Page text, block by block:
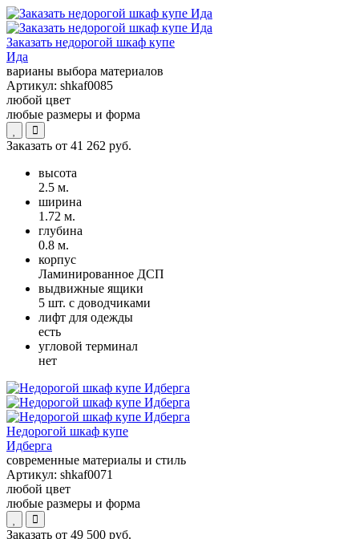
Заказать недорогой шкаф купе
Ида
варианы выбора материалов
Артикул: shkaf0085
любой цвет
любые размеры и форма
Заказать от 41 262 руб.
высота
2.5 м.
ширина
1.72 м.
глубина
0.8 м.
корпус
Ламинированное ДСП
выдвижные ящики
5 шт. с доводчиками
лифт для одежды
есть
угловой терминал
нет
Недорогой шкаф купе
Идберга
современные материалы и стиль
Артикул: shkaf0071
любой цвет
любые размеры и форма
Заказать от 49 500 руб.